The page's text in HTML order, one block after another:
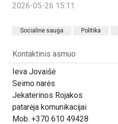
2026-05-26 15:11
Socialinė sauga Politika
Kontaktinis asmuo
Ieva Jovaišė
Seimo narės
Jekaterinos Rojakos
patarėja komunikacijai
Mob. +370 610 49428